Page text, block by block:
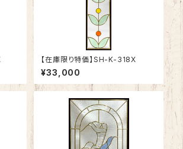
【在庫限り特価】SH-K-318X
¥33,000